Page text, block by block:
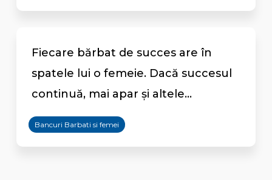
Fiecare bărbat de succes are în
spatele lui o femeie. Dacă succesul
continuă, mai apar și altele...
Bancuri Barbati si femei